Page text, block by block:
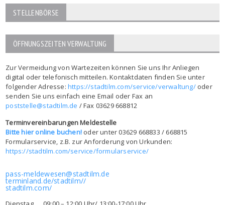
STELLENBÖRSE
ÖFFNUNGSZEITEN VERWALTUNG
Zur Vermeidung von Wartezeiten können Sie uns Ihr Anliegen
digital oder telefonisch mitteilen. Kontaktdaten finden Sie unter
folgender Adresse: https://stadtilm.com/service/verwaltung/oder
senden Sie uns einfach eine Email oder Fax an
poststelle@stadtilm.de / Fax 03629 668812
Terminvereinbarungen Meldestelle
Bitte hier online buchen! oder unter 03629 668833 / 668815
Formularservice, z.B. zur Anforderung von Urkunden:
https://stadtilm.com/service/formularservice/
pass-meldewesen@stadtilm.de
terminland.de/stadtilm//
stadtilm.com/